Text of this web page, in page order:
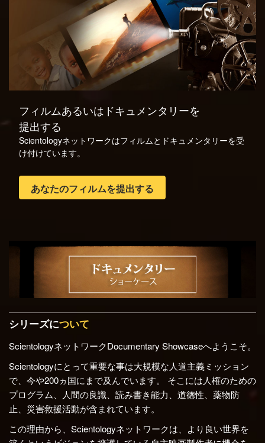
フィルムあるいはドキュメンタリーを
提出する
Scientologyネットワークはフィルムとドキュメンタリーを受
け付けています。
あなたのフィルムを提出する
シリーズについて
ScientologyネットワークDocumentary Showcaseへようこそ。
Scientologyにとって重要な事は大規模な人道主義ミッション
で、今や200ヵ国にまで及んでいます。 そこには人権のための
プログラム、人間の良識、読み書き能力、道徳性、薬物防
止、災害救援活動が含まれています。
この理由から、Scientologyネットワークは、より良い世界を